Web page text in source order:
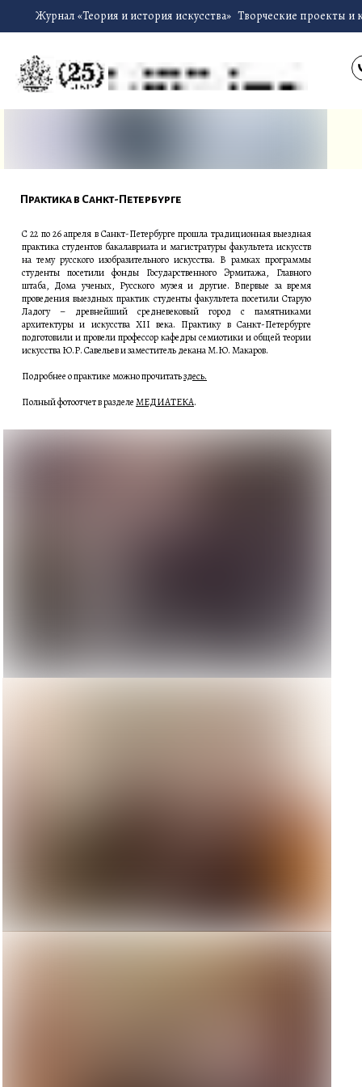
Журнал «Теория и история искусства» Творческие проекты и
С 22 по 26 апреля в Санкт-Петербурге прошла традиционная выездная
практика студентов бакалавриата и магистратуры факультета искусств
на тему русского изобразительного искусства. В рамках программы
студенты посетили фонды Государственного Эрмитажа, Главного
штаба, Дома ученых, Русского музея и другие. Впервые за время
проведения выездных практик студенты факультета посетили Старую
Ладогу – древнейший средневековый город с памятниками
архитектуры и искусства XII века. Практику в Санкт-Петербурге
подготовили и провели профессор кафедры семиотики и общей теории
искусства Ю.Р. Савельев и заместитель декана М.Ю. Макаров.
Подробнее о практике можно прочитатьздесь.
Полный фотоотчет в разделеМЕДИАТЕКА.
Практика в Санкт-Петербурге